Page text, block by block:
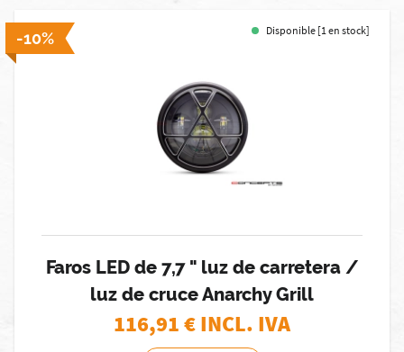
-10% Disponible [1 en stock]
Faros LED de 7,7 " luz de carretera /
luz de cruce Anarchy Grill
116,91€ INCL. IVA